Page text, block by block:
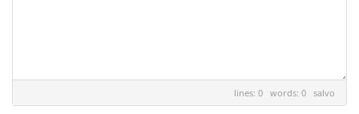
lines: 0 words: 0 salvo